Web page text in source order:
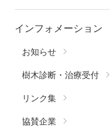
インフォメーション
お知らせ
樹木診断・治療受付
リンク集
協賛企業